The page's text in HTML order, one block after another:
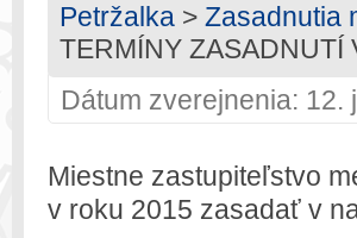
Petržalka > Zasadnutia
TERMÍNY ZASADNUTÍ
Dátum zverejnenia: 12.
Miestne zastupiteľstvo
v roku 2015 zasadať v